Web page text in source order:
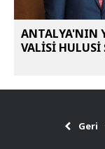
ANTALYA'NIN
VALİSİ HULUSİ
Geri